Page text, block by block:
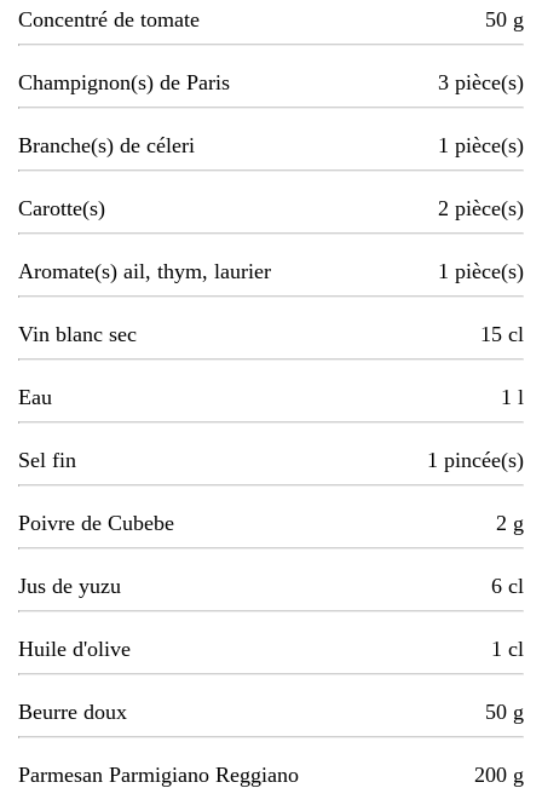
Concentré de tomate 50 g
Champignon(s) de Paris 3 pièce(s)
Branche(s) de céleri 1 pièce(s)
Carotte(s) 2 pièce(s)
Aromate(s) ail, thym, laurier 1 pièce(s)
Vin blanc sec 15 cl
Eau 1 l
Sel fin 1 pincée(s)
Poivre de Cubebe 2 g
Jus de yuzu 6 cl
Huile d'olive 1 cl
Beurre doux 50 g
Parmesan Parmigiano Reggiano 200 g